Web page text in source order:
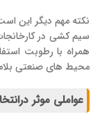
نکته مهم دیگر این
سیم کشی در
همراه با رطوبت
محیط های صنعتی
عواملی موثر